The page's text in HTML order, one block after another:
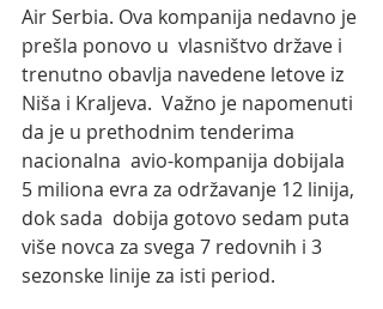
Air Serbia. Ova kompanija nedavno je
prešla ponovo u  vlasništvo države i
trenutno obavlja navedene letove iz
Niša i Kraljeva.  Važno je napomenuti
da je u prethodnim tenderima
nacionalna  avio-kompanija dobijala
5 miliona evra za održavanje 12 linija,
dok sada  dobija gotovo sedam puta
više novca za svega 7 redovnih i 3
sezonske linije za isti period.